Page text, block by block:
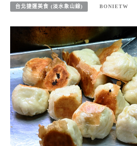
台北捷運美食 (淡水象山線) BONIETW